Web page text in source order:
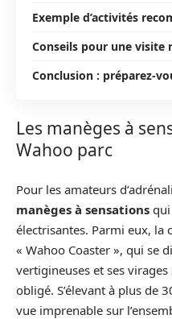
Exemple d’activités
Conseils pour une visite
Conclusion : préparez-
Les manèges à
Wahoo parc
Pour les amateurs
manèges à sensations
électrisantes. Parmi eux, la
« Wahoo Coaster », qui se
vertigineuses et ses
obligé. S’élevant à plus de
vue imprenable sur